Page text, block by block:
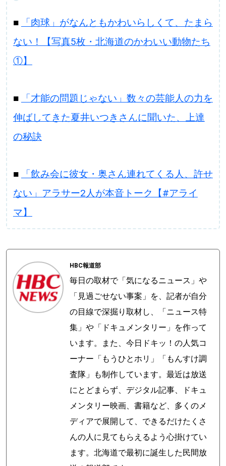
■
「肉球」がなんともかわいらしくて、たまら
ない！【写真5枚・北海道のかわいい動物たち
①】
■
「才能の問題じゃない」数々の芸能人の力を
伸ばしてきた夏井いつきさんに聞いた、上達
の秘訣
■
「飲み会に彼女・奥さん連れてくる人、許せ
ない」アラサー2人が本音トーク【#アライ
マ】
HBC報道部
毎日の取材で「気になるニュース」や
「見過ごせない事案」を、記者が自分
の目線で深掘り取材し、「ニュース特
集」や「ドキュメンタリー」を作って
います。また、今日ドキッ！の人気コ
ーナー「もうひとホリ」「もんすけ調
査隊」も制作しています。最近は放送
にとどまらず、デジタル記事、ドキュ
メンタリー映画、書籍など、多くのメ
ディアで展開して、できるだけたくさ
んの人に見てもらえるよう心掛けてい
ます。北海道で最初に誕生した民間放